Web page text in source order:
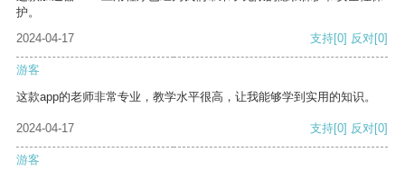
护。
2024-04-17
支持[0] 反对[0]
游客
这款app的老师非常专业，教学水平很高，让我能够学到实用的知识。
2024-04-17 支持[0] 反对[0]
游客